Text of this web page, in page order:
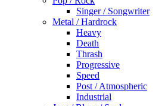
Singer / Songwriter
Metal / Hardrock
Heavy
Death
Thrash
Progressive
Speed
Post / Atmospheric
Industrial